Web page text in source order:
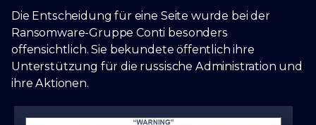
Die Entscheidung für eine Seite wurde bei der
Ransomware-Gruppe Conti besonders
offensichtlich. Sie bekundete öffentlich ihre
Unterstützung für die russische Administration und
ihre Aktionen.